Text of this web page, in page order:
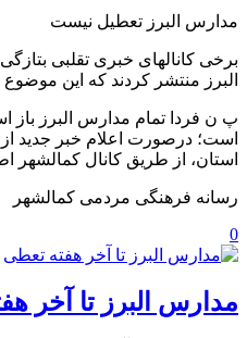
مدارس البرز تعطیل نیست
برخی کانالهای خبری تقلبی
البرز منتشر کردند که این
پ ن فردا تمام مدارس البرز باز
است؛ درصورت اعلام خبر جدید
استان، از طریق کانال‌ کمالشهر
رسانه فرهنگی مردمی کمالشهر ️
0
مدارس البرز تا آخر